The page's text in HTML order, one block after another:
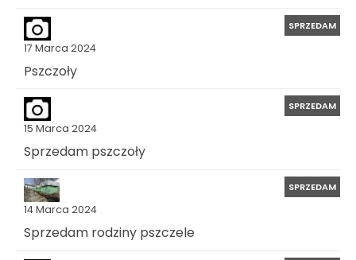
17 Marca 2024
SPRZEDAM
Pszczoły
15 Marca 2024
SPRZEDAM
Sprzedam pszczoły
14 Marca 2024
SPRZEDAM
Sprzedam rodziny pszczele